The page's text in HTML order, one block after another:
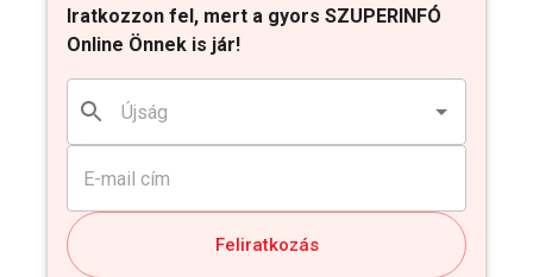
Iratkozzon fel, mert a gyors SZUPERINFÓ
Online Önnek is jár!
Feliratkozás